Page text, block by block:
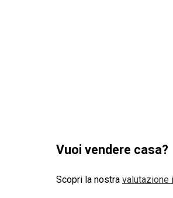
Vuoi vendere casa?
Scopri la nostra valutazione